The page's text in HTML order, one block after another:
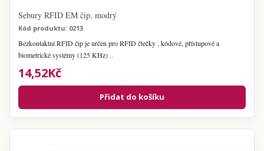
Sebury RFID EM čip, modrý
Kód produktu: 0213
Bezkontaktní RFID čip je určen pro RFID čtečky , kódové, přístupové a
biometrické systémy (125 KHz) ..
14,52Kč
Přidat do košíku